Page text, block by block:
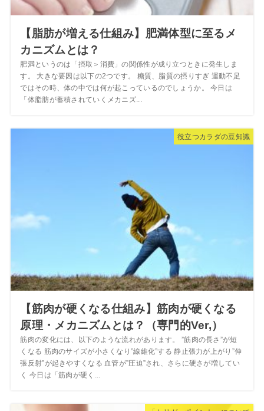
【脂肪が増える仕組み】肥満体型に至るメ
カニズムとは？
肥満というのは「摂取＞消費」の関係性が成り立つときに発生しま
す。 大きな要因は以下の2つです。 糖質、脂質の摂りすぎ 運動不足
ではその時、体の中では何が起こっているのでしょうか。 今日は
「体脂肪が蓄積されていくメカニズ...
役立つカラダの豆知識
【筋肉が硬くなる仕組み】筋肉が硬くなる
原理・メカニズムとは？（専門的Ver,）
筋肉の変化には、以下のような流れがあります。 ”筋肉の長さ”が短
くなる 筋肉のサイズが小さくなり”線維化”する 静止張力が上がり”伸
張反射”が起きやすくなる 血管が”圧迫”され、さらに硬さが増してい
く 今日は「筋肉が硬く...